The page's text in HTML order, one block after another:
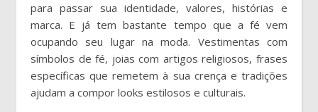
para passar sua identidade, valores, histórias e
marca. E já tem bastante tempo que a fé vem
ocupando seu lugar na moda. Vestimentas com
símbolos de fé, joias com artigos religiosos, frases
específicas que remetem à sua crença e tradições
ajudam a compor looks estilosos e culturais.